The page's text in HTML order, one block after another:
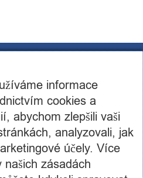
DIČ: CZ03460886
| +420 605 236 650
vedeném Městským soudem v Praze, oddíl C,
231904
informace
cookies a
abychom zlepšili vaši
analyzovali, jak
účely. Více
zásadách